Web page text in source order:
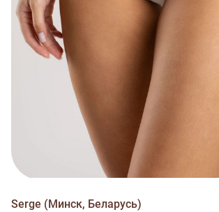
Serge (Минск, Беларусь)